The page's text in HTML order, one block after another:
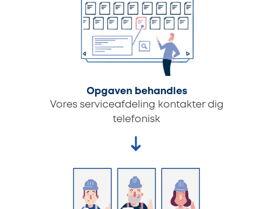
Opgaven behandles
Vores serviceafdeling kontakter dig
telefonisk